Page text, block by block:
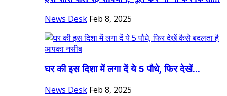
News Desk Feb 8, 2025
घर की इस दिशा में लगा दें ये 5 पौधे, फिर देखें...
News Desk Feb 8, 2025